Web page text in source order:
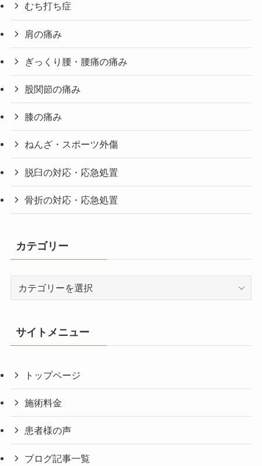
むち打ち症
肩の痛み
ぎっくり腰・腰痛の痛み
股関節の痛み
膝の痛み
ねんざ・スポーツ外傷
脱臼の対応・応急処置
骨折の対応・応急処置
カテゴリー
リ
サイトメニュー
トップページ
施術料金
患者様の声
ブログ記事一覧